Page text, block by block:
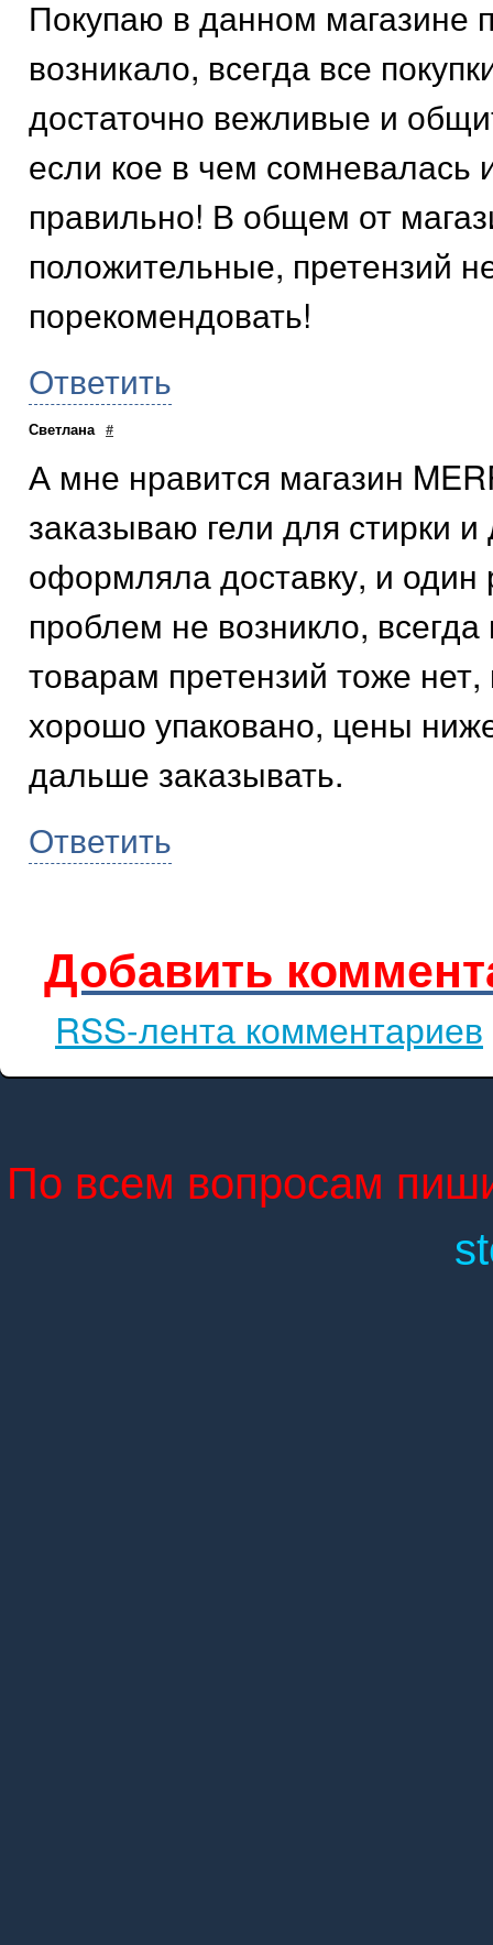
Покупаю в данном магазине
возникало, всегда все
достаточно вежливые и
если кое в чем сомневалась
правильно! В общем от
положительные, претензий
порекомендовать!
Ответить
Светлана #
А мне нравится магазин
заказываю гели для стирки
оформляла доставку, и один
проблем не возникло,
товарам претензий тоже
хорошо упаковано, цены
дальше заказывать.
Ответить
Добавить
RSS-лента комментариев
По всем вопросам